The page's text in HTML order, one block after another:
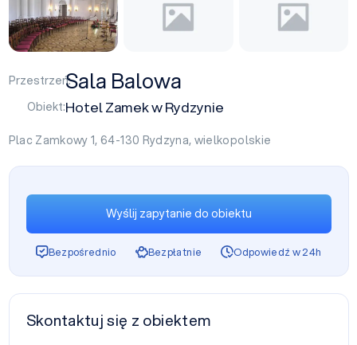
Przestrzeń:Sala Balowa
Obiekt:Hotel Zamek w Rydzynie
Plac Zamkowy 1, 64-130 Rydzyna, wielkopolskie
Wyślij zapytanie do obiektu
Bezpośrednio Bezpłatnie Odpowiedź w 24h
Skontaktuj się z obiektem